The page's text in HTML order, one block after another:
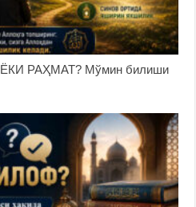
РАҲМАТ? Мўмин билиши